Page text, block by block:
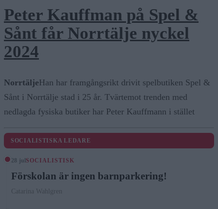
Peter Kauffman på Spel &
Sånt får Norrtälje nyckel
2024
NorrtäljeHan har framgångsrikt drivit spelbutiken Spel &
Sånt i Norrtälje stad i 25 år. Tvärtemot trenden med
nedlagda fysiska butiker har Peter Kauffmann i stället
SOCIALISTISKA LEDARE
28 jul SOCIALISTISK
Förskolan är ingen barnparkering!
Catarina Wahlgren